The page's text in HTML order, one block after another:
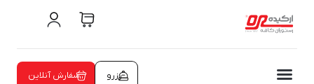
سفارش آنلاین رزرو